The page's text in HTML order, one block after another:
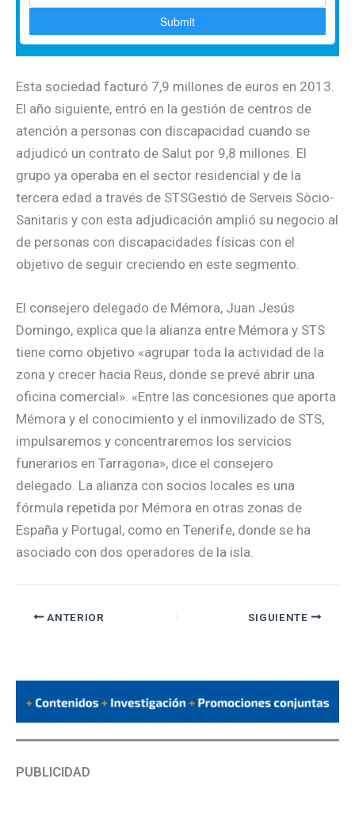
Esta sociedad facturó 7,9 millones de euros en 2013.
El año siguiente, entró en la gestión de centros de
atención a personas con discapacidad cuando se
adjudicó un contrato de Salut por 9,8 millones. El
grupo ya operaba en el sector residencial y de la
tercera edad a través de STSGestió de Serveis Sòcio-
Sanitaris y con esta adjudicación amplió su negocio al
de personas con discapacidades físicas con el
objetivo de seguir creciendo en este segmento.
El consejero delegado de Mémora, Juan Jesús
Domingo, explica que la alianza entre Mémora y STS
tiene como objetivo «agrupar toda la actividad de la
zona y crecer hacia Reus, donde se prevé abrir una
oficina comercial». «Entre las concesiones que aporta
Mémora y el conocimiento y el inmovilizado de STS,
impulsaremos y concentraremos los servicios
funerarios en Tarragona», dice el consejero
delegado. La alianza con socios locales es una
fórmula repetida por Mémora en otras zonas de
España y Portugal, como en Tenerife, donde se ha
asociado con dos operadores de la isla.
ANTERIOR SIGUIENTE
PUBLICIDAD